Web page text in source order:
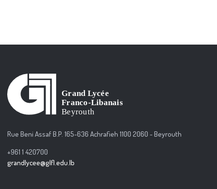
Rue Beni Assaf B.P. 165-636 Achrafieh 1100 2060 - Beyrouth
+961 1 420700
grandlycee@glfl.edu.lb